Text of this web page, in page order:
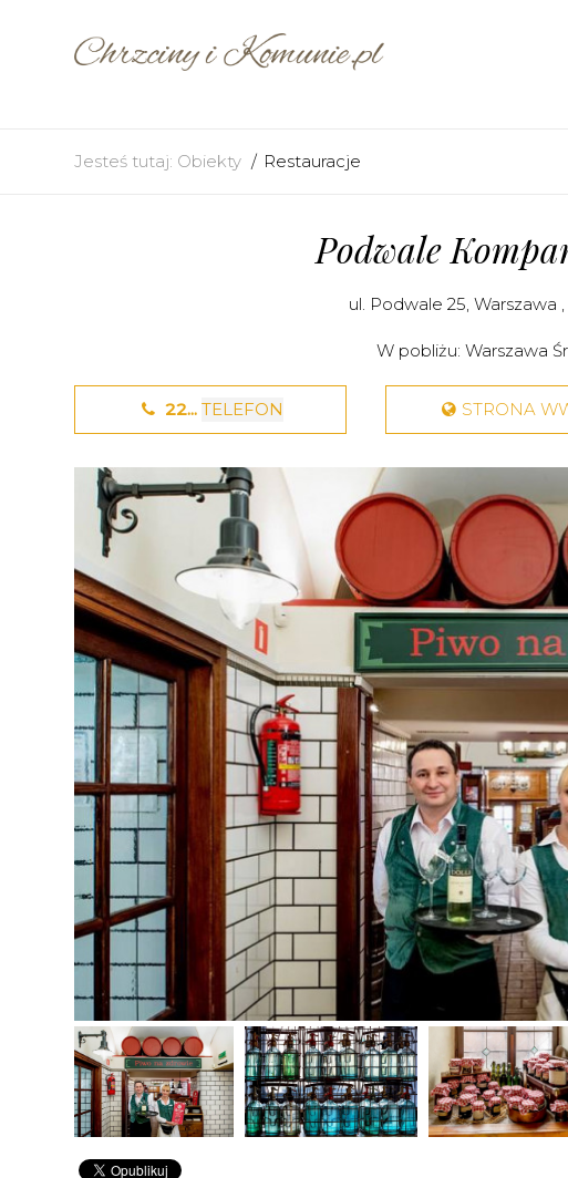
Jesteś tutaj: Obiekty Restauracje
Podwale
ul. Podwale 25, Warszawa ,
W pobliżu:Warszawa
22...TELEFON STRONA